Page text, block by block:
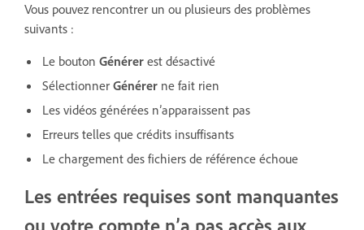
Vous pouvez rencontrer un ou plusieurs des problèmes
suivants :
Le bouton Générer est désactivé
Sélectionner Générer ne fait rien
Les vidéos générées n’apparaissent pas
Erreurs telles que crédits insuffisants
Le chargement des fichiers de référence échoue
Les entrées requises sont manquantes
ou votre compte n’a pas accès aux